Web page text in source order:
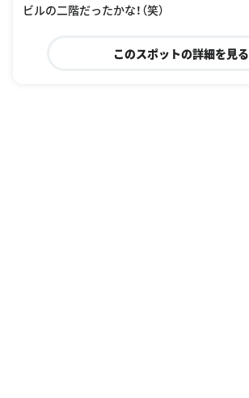
ビルの二階だったかな！（笑）
このスポットの詳細を見る